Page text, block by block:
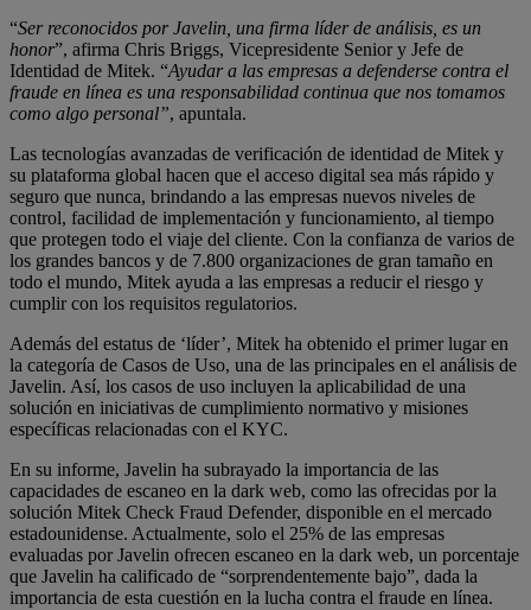
“Ser reconocidos por Javelin, una firma líder de análisis, es un
honor”, afirma Chris Briggs, Vicepresidente Senior y Jefe de
Identidad de Mitek. “Ayudar a las empresas a defenderse contra el
fraude en línea es una responsabilidad continua que nos tomamos
como algo personal”, apuntala.
Las tecnologías avanzadas de verificación de identidad de Mitek y
su plataforma global hacen que el acceso digital sea más rápido y
seguro que nunca, brindando a las empresas nuevos niveles de
control, facilidad de implementación y funcionamiento, al tiempo
que protegen todo el viaje del cliente. Con la confianza de varios de
los grandes bancos y de 7.800 organizaciones de gran tamaño en
todo el mundo, Mitek ayuda a las empresas a reducir el riesgo y
cumplir con los requisitos regulatorios.
Además del estatus de ‘líder’, Mitek ha obtenido el primer lugar en
la categoría de Casos de Uso, una de las principales en el análisis de
Javelin. Así, los casos de uso incluyen la aplicabilidad de una
solución en iniciativas de cumplimiento normativo y misiones
específicas relacionadas con el KYC.
En su informe, Javelin ha subrayado la importancia de las
capacidades de escaneo en la dark web, como las ofrecidas por la
solución Mitek Check Fraud Defender, disponible en el mercado
estadounidense. Actualmente, solo el 25% de las empresas
evaluadas por Javelin ofrecen escaneo en la dark web, un porcentaje
que Javelin ha calificado de “sorprendentemente bajo”, dada la
importancia de esta cuestión en la lucha contra el fraude en línea.